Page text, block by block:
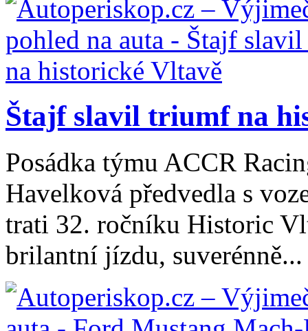
Štajf slavil triumf na
Posádka týmu ACCR
Havelková předvedla s
trati 32. ročníku Historic
brilantní jízdu, suverénně...